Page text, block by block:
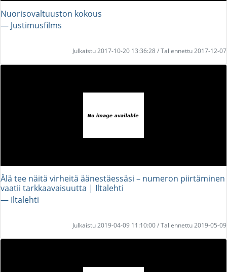
Nuorisovaltuuston kokous
― Justimusfilms
Julkaistu 2017-10-20 13:36:28 / Tallennettu 2017-12-07
Älä tee näitä virheitä äänestäessäsi – numeron piirtäminen
vaatii tarkkaavaisuutta | Iltalehti
― Iltalehti
Julkaistu 2019-04-09 11:10:00 / Tallennettu 2019-05-09